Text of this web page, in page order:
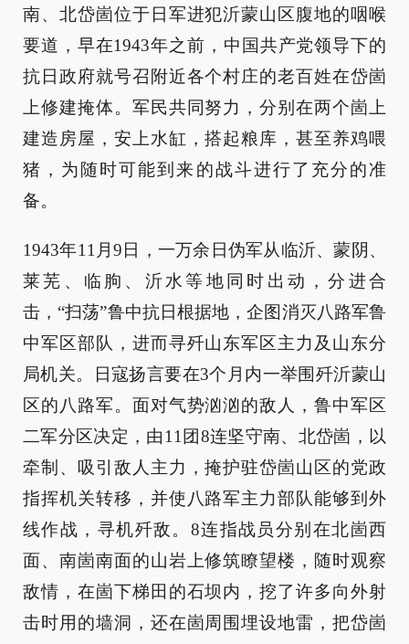
南、北岱崮位于日军进犯沂蒙山区腹地的咽喉
要道，早在1943年之前，中国共产党领导下的
抗日政府就号召附近各个村庄的老百姓在岱崮
上修建掩体。军民共同努力，分别在两个崮上
建造房屋，安上水缸，搭起粮库，甚至养鸡喂
猪，为随时可能到来的战斗进行了充分的准
备。
1943年11月9日，一万余日伪军从临沂、蒙阴、
莱芜、临朐、沂水等地同时出动，分进合
击，“扫荡”鲁中抗日根据地，企图消灭八路军鲁
中军区部队，进而寻歼山东军区主力及山东分
局机关。日寇扬言要在3个月内一举围歼沂蒙山
区的八路军。面对气势汹汹的敌人，鲁中军区
二军分区决定，由11团8连坚守南、北岱崮，以
牵制、吸引敌人主力，掩护驻岱崮山区的党政
指挥机关转移，并使八路军主力部队能够到外
线作战，寻机歼敌。8连指战员分别在北崮西
面、南崮南面的山岩上修筑瞭望楼，随时观察
敌情，在崮下梯田的石坝内，挖了许多向外射
击时用的墙洞，还在崮周围埋设地雷，把岱崮